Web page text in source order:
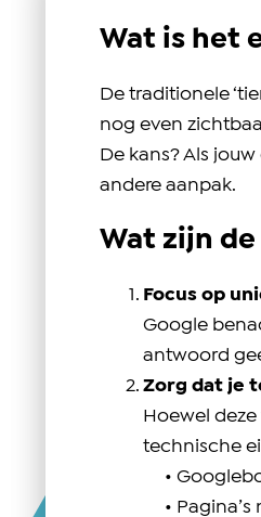
Wat is het
De traditionele
nog even
De kans? Als
andere aanpak.
Wat zijn
Focus op
Google
antwoord
Zorg dat je
Hoewel
technische
•
• Pagina’s